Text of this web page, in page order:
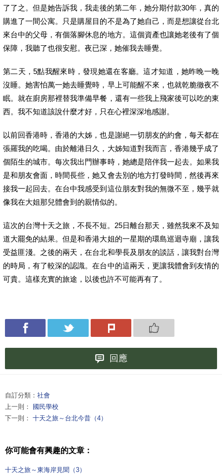
了了之。但是她告訴我，我走後的第二年，她分期付款30年，真的
購進了一間公寓。只是購屋目的不是為了她自己，而是想讓從台北
來台中的父母，有個落腳休息的地方。這個資產也讓她老後有了個
保障，我聽了也很安慰。夜已深，她催我去睡覺。
第二天，5點我醒來時，發現她還在客廳。這才知道，她昨晚一晚
沒睡。她害怕萬一她去睡覺時，早上可能醒不來，也就乾脆徹夜不
眠。就在廚房那裡替我準備早餐，還有一些我上飛家後可以吃的東
西。我不知道該說什麼才好，只在心裡深深地感謝。
以前回香港時，香港的大姊，也是謝絕一切朋友的約會，每天都在
張羅我的吃喝。由於離港日久，大姊知道對我而言，香港幾乎成了
個陌生的城市。每次我出門辦事時，她總是陪伴我一起去。如果我
是和朋友會面，時間長些，她又會去別的地方打發時間，然後再來
接我一起回去。在台中我感受到這位朋友對我的無微不至，幾乎就
像我在大姐那兒體會到的親情似的。
這次的台灣十天之旅，不長不短。25日離台那天，雖然我來不及知
道大罷免的結果。但是和香港大姐的一星期的環島巡迴寺廟，讓我
受益匪淺。之後的兩天，在台北和學長及朋友的談話，讓我對台灣
的時局，有了較深的認識。在台中的這兩天，更讓我體會到友情的
可貴。這樣充實的旅途，以後也許不可能再有了。
回應
自訂分類： 社會
上一則：
國民學校
下一則： 十天之旅～台北今昔（4）
你可能會有興趣的文章：
十天之旅～東海岸見聞（3）